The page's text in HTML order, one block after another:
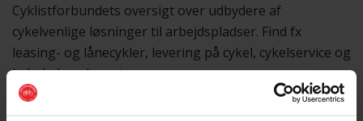
Cyklistforbundets oversigt over udbydere af
cykelvenlige løsninger til arbejdspladser. Find fx
leasing- og lånecykler, levering på cykel, cykelservice og
ladcykelproducenter.
Gå til udbyderkataloget